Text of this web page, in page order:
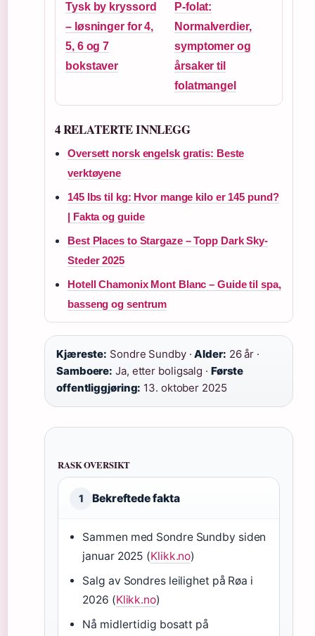
Tysk by kryssord
– løsninger for 4,
5, 6 og 7
bokstaver
P-folat:
Normalverdier,
symptomer og
årsaker til
folatmangel
4 RELATERTE INNLEGG
Oversett norsk engelsk gratis: Beste
verktøyene
145 lbs til kg: Hvor mange kilo er 145 pund?
| Fakta og guide
Best Places to Stargaze – Topp Dark Sky-
Steder 2025
Hotell Chamonix Mont Blanc – Guide til spa,
basseng og sentrum
Kjæreste: Sondre Sundby ·Alder: 26 år ·
Samboere: Ja, etter boligsalg · Første
offentliggjøring: 13. oktober 2025
RASK OVERSIKT
1 Bekreftede fakta
Sammen med Sondre Sundby siden
januar 2025 (Klikk.no)
Salg av Sondres leilighet på Røa i
2026 (Klikk.no)
Nå midlertidig bosatt på